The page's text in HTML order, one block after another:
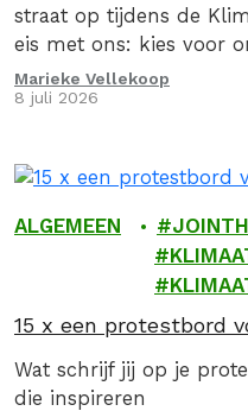
straat op tijdens de
eis met ons: kies voor
fossiel!
Marieke Vellekoop
8 juli 2026
ALGEMEEN
15 x een protestbord
Wat schrijf jij op je
die inspireren